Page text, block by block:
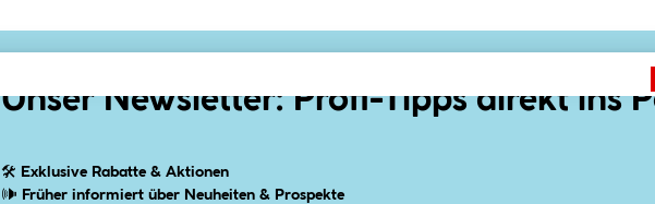
Unser Newsletter: Profi-Tipps direkt ins
🛠 Exklusive Rabatte & Aktionen
🕪 Früher informiert über Neuheiten & Prospekte